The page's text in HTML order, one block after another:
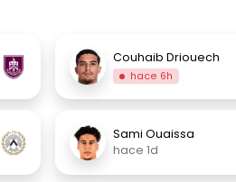
Couhaib Driouech
hace 6h
Sami Ouaissa
hace 1d